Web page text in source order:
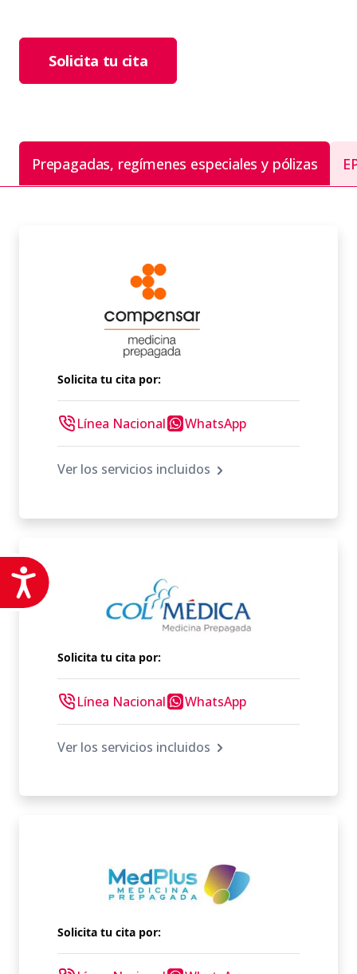
Accesibilidad
Solicita tu cita
Prepagadas, regímenes especiales y pólizas
Solicita tu cita por:
Línea Nacional WhatsApp
Ver los servicios incluidos
Solicita tu cita por:
Línea Nacional WhatsApp
Ver los servicios incluidos
Solicita tu cita por: